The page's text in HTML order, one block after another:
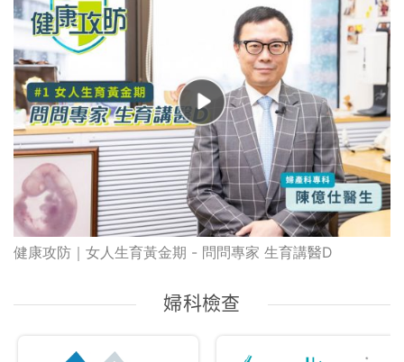
健康攻防｜女人生育黃金期 - 問問專家 生育講醫D